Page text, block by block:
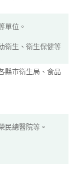
單位。
衛生、衛生保健等
縣市衛生局、食品
民總醫院等。